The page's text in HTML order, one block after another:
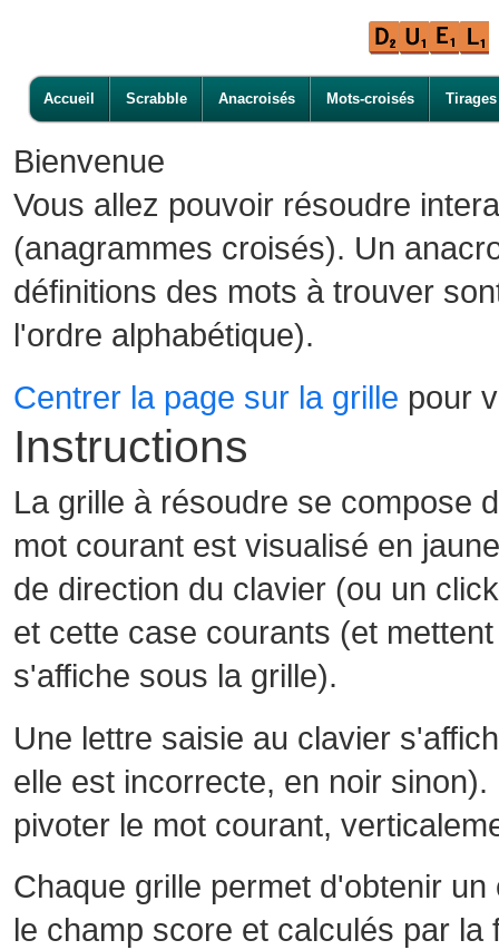
Accueil Scrabble Anacroisés Mots-croisés Tirages
Bienvenue
Vous allez pouvoir résoudre
(anagrammes croisés). Un
définitions des mots à trouver
l'ordre alphabétique).
Centrer la page sur la grille pour
Instructions
La grille à résoudre se compose
mot courant est visualisé en
de direction du clavier (ou un
et cette case courants (et
s'affiche sous la grille).
Une lettre saisie au clavier
elle est incorrecte, en noir
pivoter le mot courant,
Chaque grille permet d'obtenir
le champ score et calculés par la